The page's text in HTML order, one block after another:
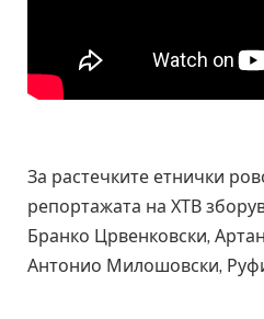
За растечките етнички
репортажата на ХТВ
Бранко Црвенковски,
Антонио Милошовски,